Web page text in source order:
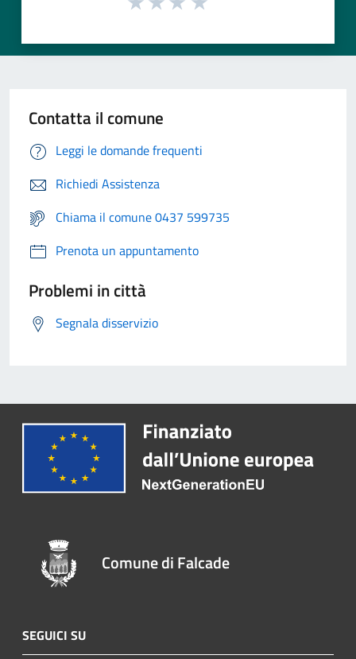
Contatta il comune
Leggi le domande frequenti
Richiedi Assistenza
Chiama il comune 0437 599735
Prenota un appuntamento
Problemi in città
Segnala disservizio
Comune di Falcade
SEGUICI SU